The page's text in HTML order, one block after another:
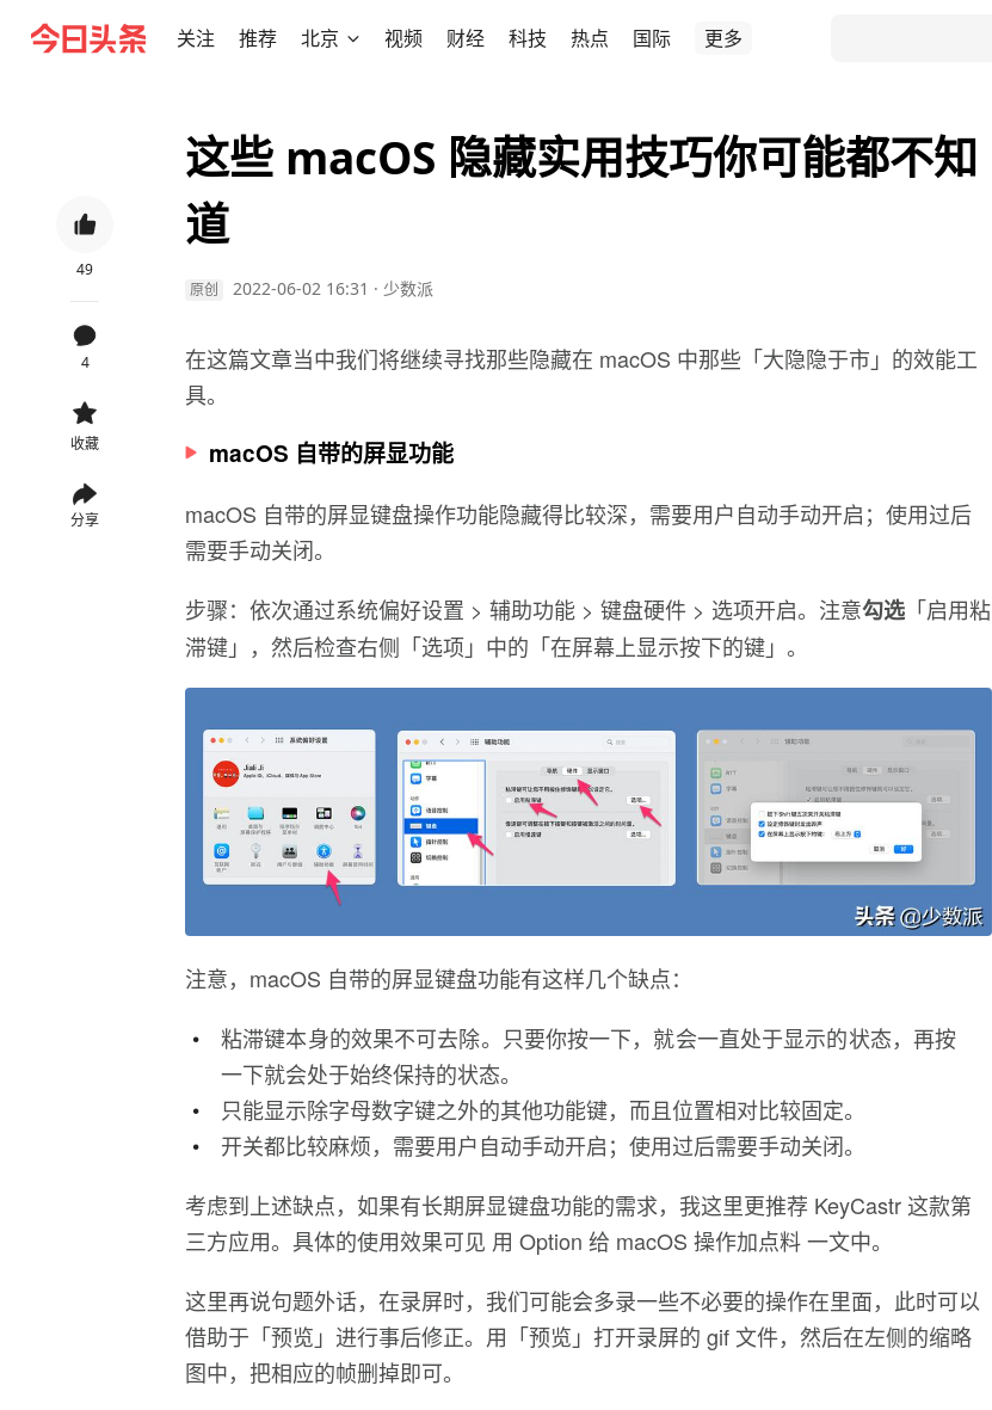
关注 推荐 北京 视频 财经 科技 热点 国际 更多
49
4
收藏
分享
这些 macOS 隐藏实用技巧你可能都不知
道
原创 2022-06-02 16:31 · 少数派
在这篇文章当中我们将继续寻找那些隐藏在 macOS 中那些「大隐隐于市」的效能工
具。
macOS 自带的屏显功能
macOS 自带的屏显键盘操作功能隐藏得比较深，需要用户自动手动开启；使用过后
需要手动关闭。
步骤：依次通过系统偏好设置 > 辅助功能 > 键盘硬件 > 选项开启。注意勾选 「启用粘
滞键」，然后检查右侧「选项」中的「在屏幕上显示按下的键」。
注意，macOS 自带的屏显键盘功能有这样几个缺点：
粘滞键本身的效果不可去除。只要你按一下，就会一直处于显示的状态，再按
一下就会处于始终保持的状态。
只能显示除字母数字键之外的其他功能键，而且位置相对比较固定。
开关都比较麻烦，需要用户自动手动开启；使用过后需要手动关闭。
考虑到上述缺点，如果有长期屏显键盘功能的需求，我这里更推荐 KeyCastr 这款第
三方应用。具体的使用效果可见 用 Option 给 macOS 操作加点料 一文中。
这里再说句题外话，在录屏时，我们可能会多录一些不必要的操作在里面，此时可以
借助于「预览」进行事后修正。用「预览」打开录屏的 gif 文件，然后在左侧的缩略
图中，把相应的帧删掉即可。